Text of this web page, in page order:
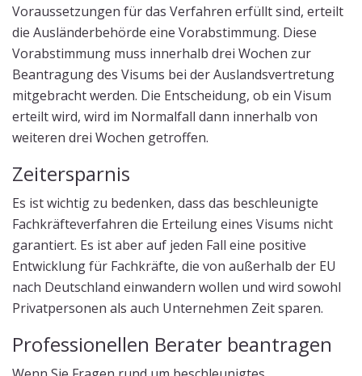
Voraussetzungen für das Verfahren erfüllt sind, erteilt
die Ausländerbehörde eine Vorabstimmung. Diese
Vorabstimmung muss innerhalb drei Wochen zur
Beantragung des Visums bei der Auslandsvertretung
mitgebracht werden. Die Entscheidung, ob ein Visum
erteilt wird, wird im Normalfall dann innerhalb von
weiteren drei Wochen getroffen.
Zeitersparnis
Es ist wichtig zu bedenken, dass das beschleunigte
Fachkräfteverfahren die Erteilung eines Visums nicht
garantiert. Es ist aber auf jeden Fall eine positive
Entwicklung für Fachkräfte, die von außerhalb der EU
nach Deutschland einwandern wollen und wird sowohl
Privatpersonen als auch Unternehmen Zeit sparen.
Professionellen Berater beantragen